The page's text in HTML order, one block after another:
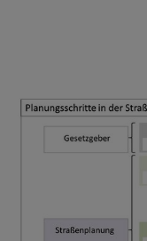
Show larger